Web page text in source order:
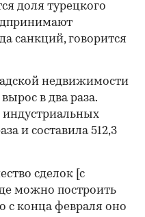
доля турецкого
санкций, говорится
недвижимости
в два раза.
и составила 512,3
сделок [с
можно построить
с конца февраля оно